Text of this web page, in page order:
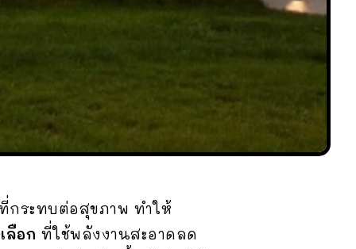
กระทบต่อสุขภาพ ทำให้
ลือก ที่ใช้พลังงานสะอาดลด